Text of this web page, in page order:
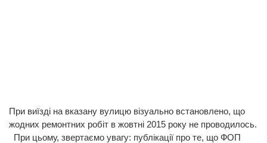
При виїзді на вказану вулицю візуально встановлено, що
жодних ремонтних робіт в жовтні 2015 року не проводилось.
При цьому, звертаємо увагу: публікації про те, що ФОП